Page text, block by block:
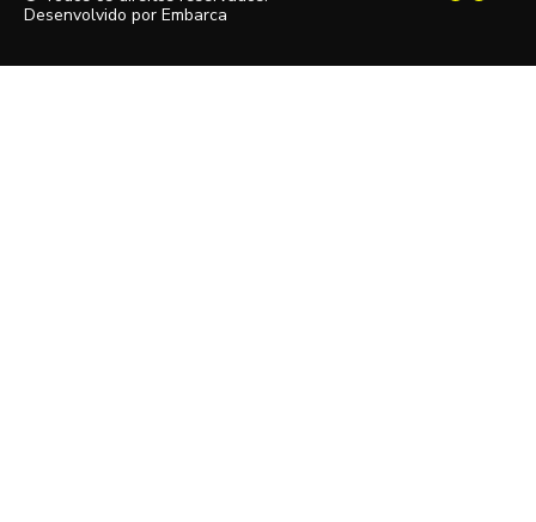
Desenvolvido por Embarca